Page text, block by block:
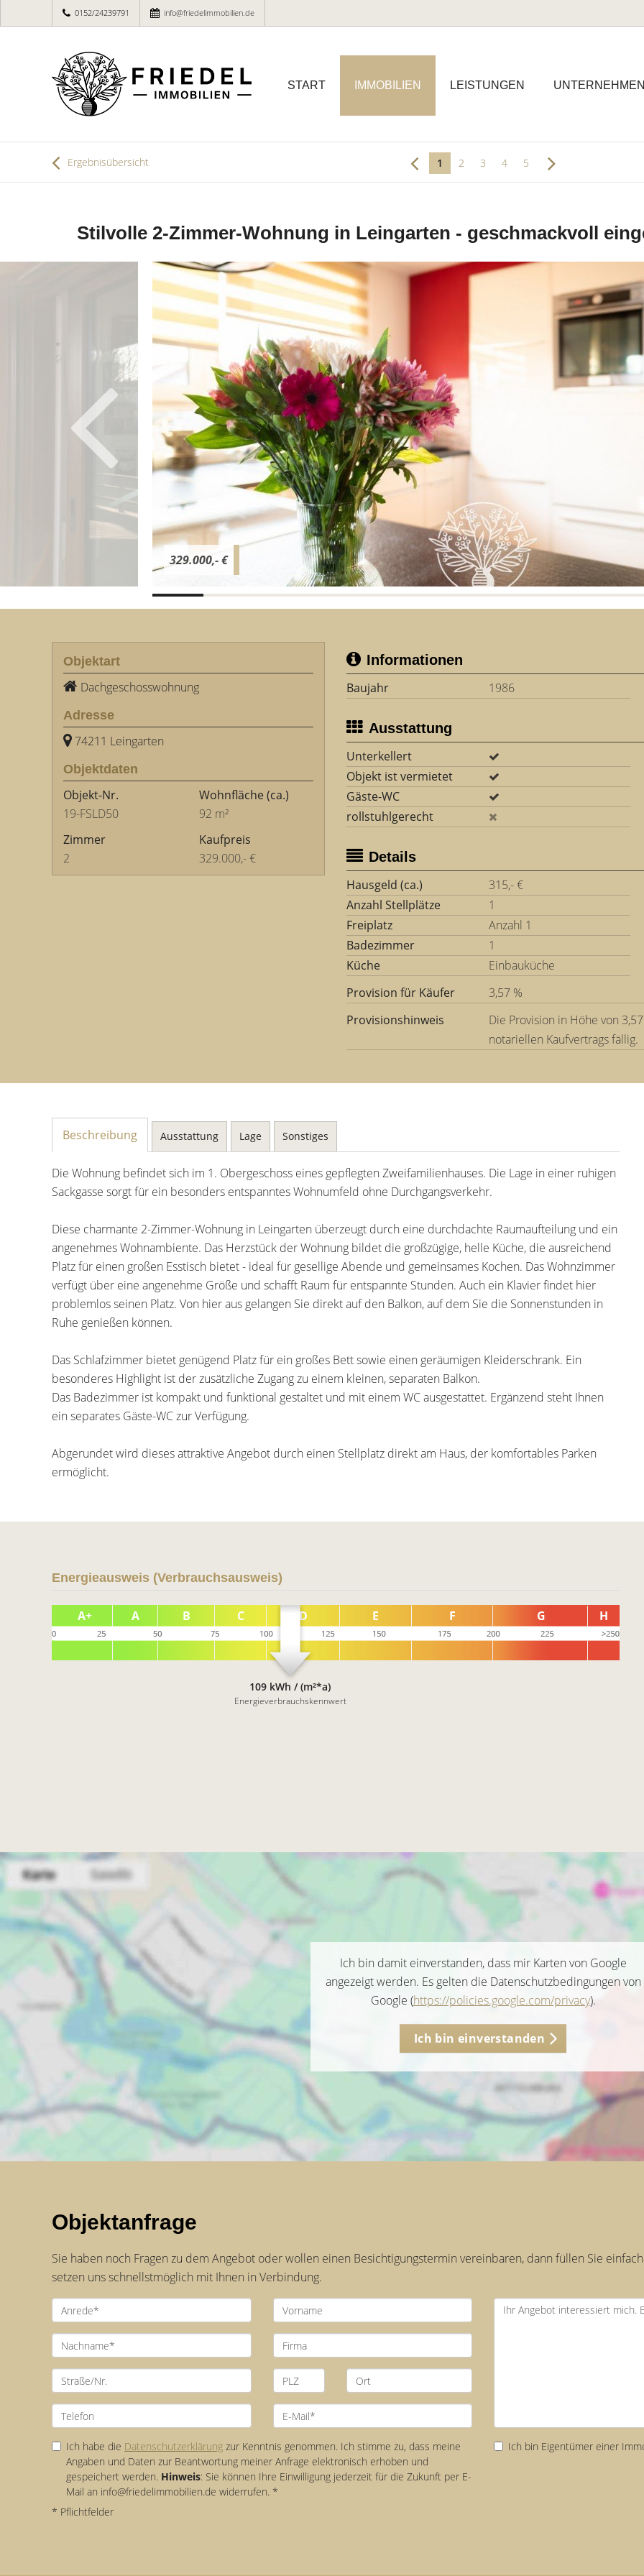
0152/24239791 info@friedelimmobilien.de
START IMMOBILIEN LEISTUNGEN UNTERNEHMEN
Ergebnisübersicht 1 2 3 4 5
Stilvolle 2-Zimmer-Wohnung in Leingarten - geschmackvoll
329.000,- €
Objektart
Dachgeschosswohnung
Adresse
74211 Leingarten
Objektdaten
Objekt-Nr.
19-FSLD50
Wohnfläche(ca.)
92 m²
Zimmer
2
Kaufpreis
329.000,- €
Informationen
Baujahr
1986
Ausstattung
Unterkellert
Objekt ist vermietet
Gäste-WC
rollstuhlgerecht
Details
Hausgeld (ca.)
315,- €
Anzahl Stellplätze
1
Freiplatz
Anzahl 1
Badezimmer
1
Küche
Einbauküche
Provision für Käufer
3,57 %
Provisionshinweis
Die Provision in Höhe von
notariellen Kaufvertrags fällig.
Beschreibung Ausstattung Lage Sonstiges
Die Wohnung befindet sich im 1. Obergeschoss eines gepflegten Zweifamilienhauses. Die Lage in einer ruhigen
Sackgasse sorgt für ein besonders entspanntes Wohnumfeld ohne Durchgangsverkehr.
Diese charmante 2-Zimmer-Wohnung in Leingarten überzeugt durch eine durchdachte Raumaufteilung und ein
angenehmes Wohnambiente. Das Herzstück der Wohnung bildet die großzügige, helle Küche, die ausreichend
Platz für einen großen Esstisch bietet - ideal für gesellige Abende und gemeinsames Kochen. Das Wohnzimmer
verfügt über eine angenehme Größe und schafft Raum für entspannte Stunden. Auch ein Klavier findet hier
problemlos seinen Platz. Von hier aus gelangen Sie direkt auf den Balkon, auf dem Sie die Sonnenstunden in
Ruhe genießen können.
Das Schlafzimmer bietet genügend Platz für ein großes Bett sowie einen geräumigen Kleiderschrank. Ein
besonderes Highlight ist der zusätzliche Zugang zu einem kleinen, separaten Balkon.
Das Badezimmer ist kompakt und funktional gestaltet und mit einem WC ausgestattet. Ergänzend steht Ihnen
ein separates Gäste-WC zur Verfügung.
Abgerundet wird dieses attraktive Angebot durch einen Stellplatz direkt am Haus, der komfortables Parken
ermöglicht.
Energieausweis (Verbrauchsausweis)
109 kWh / (m²*a)
Energieverbrauchskennwert
Ich bin damit einverstanden, dass mir Karten von Google
angezeigt werden. Es gelten die Datenschutzbedingungen von
Google (https://policies.google.com/privacy).
Ich bin einverstanden
Objektanfrage
Sie haben noch Fragen zu dem Angebot oder wollen einen Besichtigungstermin vereinbaren, dann füllen Sie
setzen uns schnellstmöglich mit Ihnen in Verbindung.
Ich habe die Datenschutzerklärung zur Kenntnis genommen. Ich stimme zu, dass meine
Angaben und Daten zur Beantwortung meiner Anfrage elektronisch erhoben und
gespeichert werden. Hinweis: Sie können Ihre Einwilligung jederzeit für die Zukunft per E-
Mail an info@friedelimmobilien.de widerrufen. *
Ich bin Eigentümer einer
* Pflichtfelder